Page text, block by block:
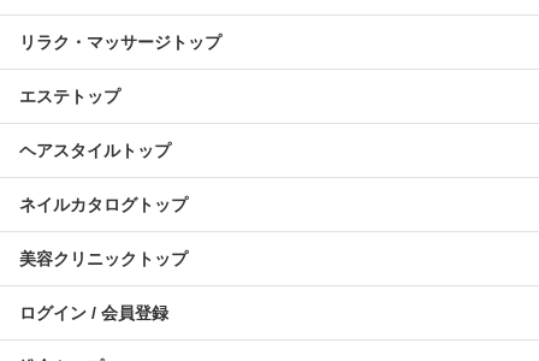
リラク・マッサージトップ
エステトップ
ヘアスタイルトップ
ネイルカタログトップ
美容クリニックトップ
ログイン / 会員登録